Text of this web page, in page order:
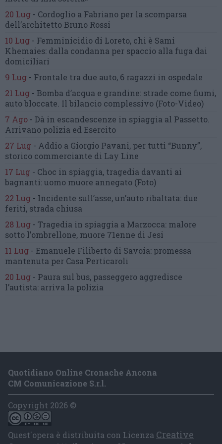
20 Lug - Cordoglio a Fabriano per la scomparsa
dell’architetto Bruno Rossi
10 Lug - Femminicidio di Loreto, chi è Sami
Khemaies: dalla condanna per spaccio alla fuga dai
domiciliari
9 Lug - Frontale tra due auto, 6 ragazzi in ospedale
21 Lug - Bomba d’acqua e grandine: strade come fiumi,
auto bloccate. Il bilancio complessivo (Foto-Video)
7 Ago - Dà in escandescenze in spiaggia al Passetto.
Arrivano polizia ed Esercito
27 Lug - Addio a Giorgio Pavani, per tutti “Bunny”,
storico commerciante di Lay Line
17 Lug - Choc in spiaggia, tragedia davanti ai
bagnanti:uomo muore annegato (Foto)
22 Lug - Incidente sull’asse, un’auto ribaltata: due
feriti, strada chiusa
28 Lug - Tragedia in spiaggia a Marzocca: malore
sotto l’ombrellone, muore 71enne di Jesi
11 Lug - Emanuele Filiberto di Savoia: promessa
mantenuta per Casa Perticaroli
20 Lug - Paura sul bus, passeggero aggredisce
l’autista: arriva la polizia
Quotidiano Online Cronache Ancona
CM Comunicazione S.r.l.
Copyright 2026 ©
Quest'opera è distribuita con Licenza Creative